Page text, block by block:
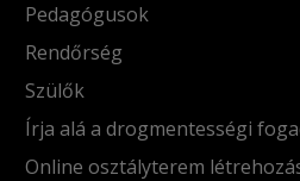
Pedagógusok
Rendőrség
Szülők
Írja alá a drogmentességi
Online osztályterem